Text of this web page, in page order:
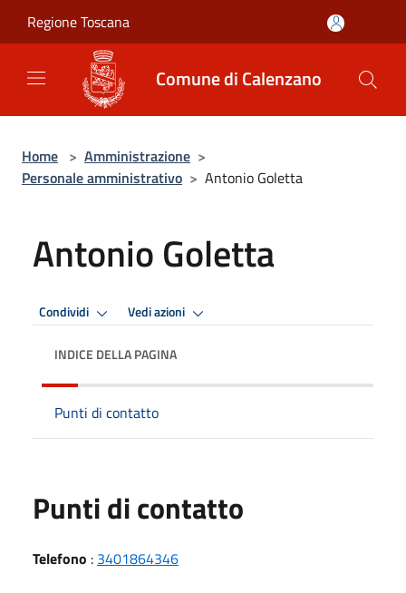
Regione Toscana
Comune di Calenzano
Home > Amministrazione >
Personale amministrativo > Antonio Goletta
Antonio Goletta
Condividi Vedi azioni
INDICE DELLA PAGINA
Punti di contatto
Punti di contatto
Telefono : 3401864346